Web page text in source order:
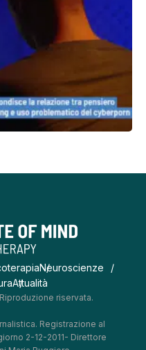
Neuroscienze
Attualità
riservata.
Registrazione al
2-12-2011- Direttore